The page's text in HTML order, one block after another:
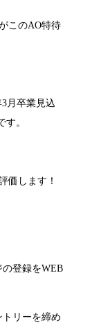
このAO特待
月卒業見込
。
価します！
登録をWEB
リーを締め